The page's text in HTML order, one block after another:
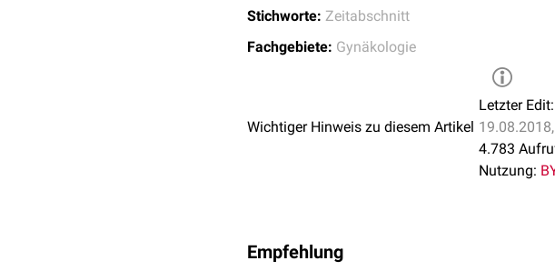
Stichworte: Zeitabschnitt
Fachgebiete: Gynäkologie
Wichtiger Hinweis zu diesem Artikel
Letzter Edit:
4.783
Nutzung:
Empfehlung